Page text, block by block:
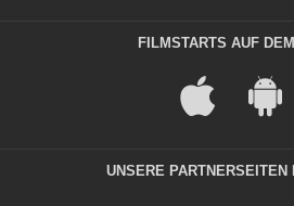
FILMSTARTS AUF
UNSERE PARTNERSEITEN